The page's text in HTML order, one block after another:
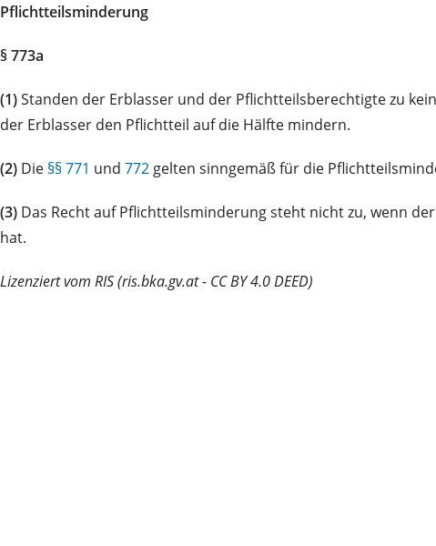
Pflichtteilsminderung
§ 773a
(1)Standen der Erblasser und der Pflichtteilsberechtigte zu
der Erblasser den Pflichtteil auf die Hälfte mindern.
(2) Die §§ 771 und 772 gelten sinngemäß für die
(3) Das Recht auf Pflichtteilsminderung steht nicht zu, wenn
hat.
Lizenziert vom RIS (ris.bka.gv.at - CC BY 4.0 DEED)